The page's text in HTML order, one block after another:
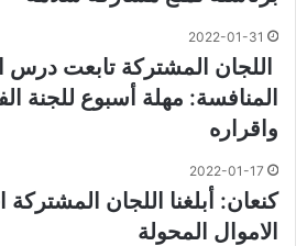
2022-01-31
اللجان المشتركة تابعت درس
المنافسة: مهلة أسبوع للجنة
واقراره
2022-01-17
كنعان: أبلغنا اللجان المشتركة
الاموال المحولة